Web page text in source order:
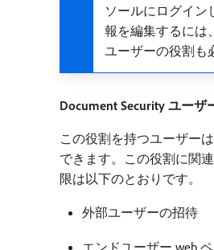
ソールにログイン
報を編集するには
ユーザーの役割も
Document Security ユーザ
この役割を持つユーザー
できます。この役割に関
限は以下のとおりです。
外部ユーザーの招待